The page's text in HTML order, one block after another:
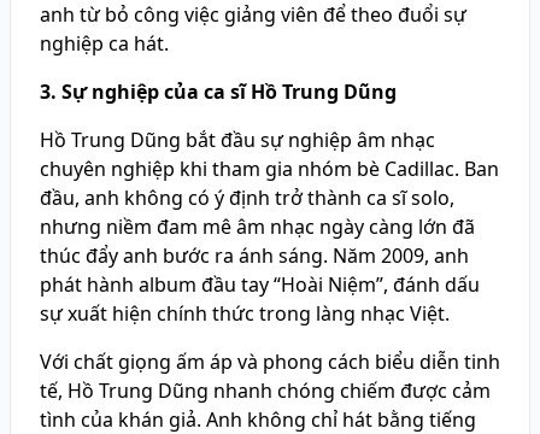
anh từ bỏ công việc giảng viên để theo đuổi sự
nghiệp ca hát.
3. Sự nghiệp của ca sĩ Hồ Trung Dũng
Hồ Trung Dũng bắt đầu sự nghiệp âm nhạc
chuyên nghiệp khi tham gia nhóm bè Cadillac. Ban
đầu, anh không có ý định trở thành ca sĩ solo,
nhưng niềm đam mê âm nhạc ngày càng lớn đã
thúc đẩy anh bước ra ánh sáng. Năm 2009, anh
phát hành album đầu tay “Hoài Niệm”, đánh dấu
sự xuất hiện chính thức trong làng nhạc Việt.
Với chất giọng ấm áp và phong cách biểu diễn tinh
tế, Hồ Trung Dũng nhanh chóng chiếm được cảm
tình của khán giả. Anh không chỉ hát bằng tiếng